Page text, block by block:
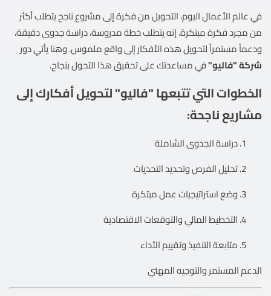
في عالم الأعمال اليوم، التحويل من فكرة إلى مشروع ناجح يتطلب أكثر
من مجرد فكرة مبتكرة. إنه يتطلب خطة مدروسة، دراسة جدوى دقيقة،
ودعماً مستمراً لتحويل هذه الأفكار إلى واقع ملموس. وهنا يأتي دور
شركة "فاليو"في مساعدتك على تحقيق هذا التحول بنجاح.
الخطوات التي تتبعها "فاليو" لتحويل أفكارك إلى
مشاريع ناجحة:
دراسة الجدوى الشاملة
تحليل الفرص وتحديد التحديات
وضع استراتيجيات عمل مبتكرة
التخطيط المالي والتوقعات الاقتصادية
متابعة التنفيذ وتقييم الأداء
الدعم المستمر والتوجيه المهني